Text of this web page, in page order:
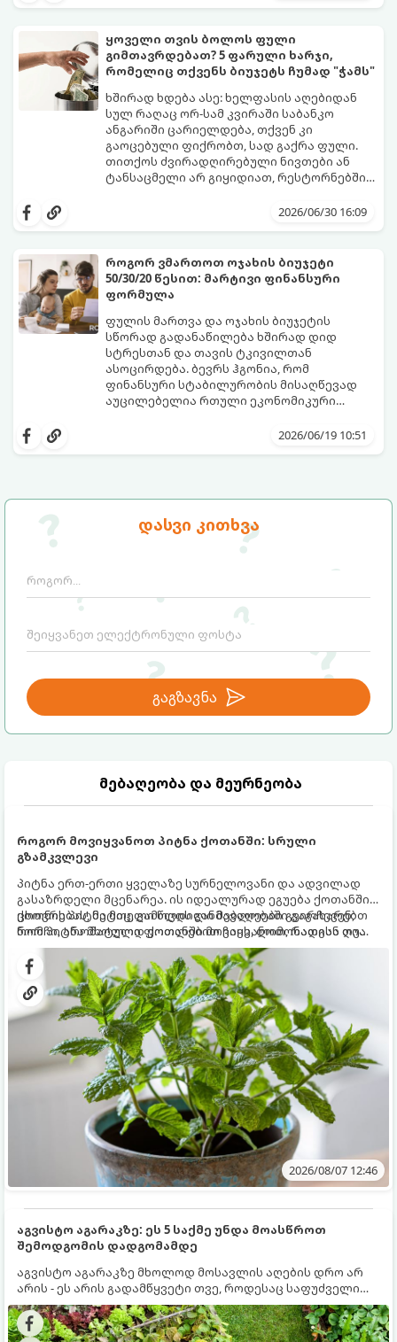
დასვი კითხვა
გაგზავნა
მებაღეობა და მეურნეობა
როგორ მოვიყვანოთ პიტნა ქოთანში: სრული
გზამკვლევი
პიტნა ერთ-ერთი ყველაზე სურნელოვანი და ადვილად
გასაზრდელი მცენარეა. ის იდეალურად ეგუება ქოთანში
ცხოვრებას, მეტიც, გამოცდილი მებაღეები გვირჩევენ,
რომ პიტნა მხოლოდ ქოთანში მოვიყვანოთ, რადგან ღია
გრუნტში (ბაღში) დარგვისას ის ფესვებით ძალიან
სწრაფად ვრცელდება და სხვა მცენარეებს ავიწროებს.
ქოთნის პიტნა მთელი წლის განმავლობაში გაგახარებთ
ნორჩი, არომატული ფოთლებით ჩაის, ლიმონათისა თუ
კერძებისთვის.
2026/08/07 12:46
აგვისტო აგარაკზე: ეს 5 საქმე უნდა მოასწროთ
შემოდგომის დადგომამდე
აგვისტო აგარაკზე მხოლოდ მოსავლის აღების დრო არ
არის - ეს არის გადამწყვეტი თვე, როდესაც საფუძველი
ეყრება მომავალი წლის მოსავალს და ბაღი მზადდება
შემოდგომა-ზამთრის სეზონისთვის. იმისათვის, რომ
ნიადაგმა ენერგია აღიდგინოს, ხოლო მცენარეებმა
წარმოების ყოველი ეტაპის
ოპტიმიზაციაში.
ყოველი თვის ბოლოს ფული
გიმთავრდებათ? 5 ფარული ხარჯი,
რომელიც თქვენს ბიუჯეტს ჩუმად "ჭამს"
ხშირად ხდება ასე: ხელფასის აღებიდან
სულ რაღაც ორ-სამ კვირაში საბანკო
ანგარიში ცარიელდება, თქვენ კი
გაოცებული ფიქრობთ, სად გაქრა ფული.
თითქოს ძვირადღირებული ნივთები ან
ტანსაცმელი არ გიყიდიათ, რესტორნებშიც
მსხვილი საყიდლები კი არ აცარიელებს,
ფინანსისტები „ფარულ ხარჯებს“ უწოდებენ
- ისინი ჩუმად, ყოველდღე იპარავენ თქვენს
ფულს და თვის ბოლოს სოლიდურ თანხად
გროვდებიან.
გთავაზობთ 5 ყველაზე გავრცელებულ
ფარულ ხარჯს, რომელთა კონტროლიც
ფინანსურ სტაბილურობას
დაგიბრუნებთ:
2026/06/30 16:09
როგორ ვმართოთ ოჯახის ბიუჯეტი
50/30/20 წესით: მარტივი ფინანსური
ფორმულა
ფულის მართვა და ოჯახის ბიუჯეტის
სწორად გადანაწილება ხშირად დიდ
სტრესთან და თავის ტკივილთან
ასოცირდება. ბევრს ჰგონია, რომ
ფინანსური სტაბილურობის მისაღწევად
აუცილებელია რთული ეკონომიკური
მკაცრი კონტროლი. რეალურად კი,
სენატორმა და პროფესორმა ელიზაბეტ
ცხოვრებისეულ სიამოვნებებზე, ფორმულა
თქვენი ყოველთვიური სუფთა შემოსავალი
(ხელფასი გადასახადების გამოკლებით)
ფინანსური მოდელი პრაქტიკაში:
2026/06/19 10:51